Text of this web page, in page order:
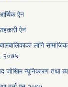
ऐन
ऐन
लागि सामाजिक
२०७५
जोखिम न्यूनिकारण तथा